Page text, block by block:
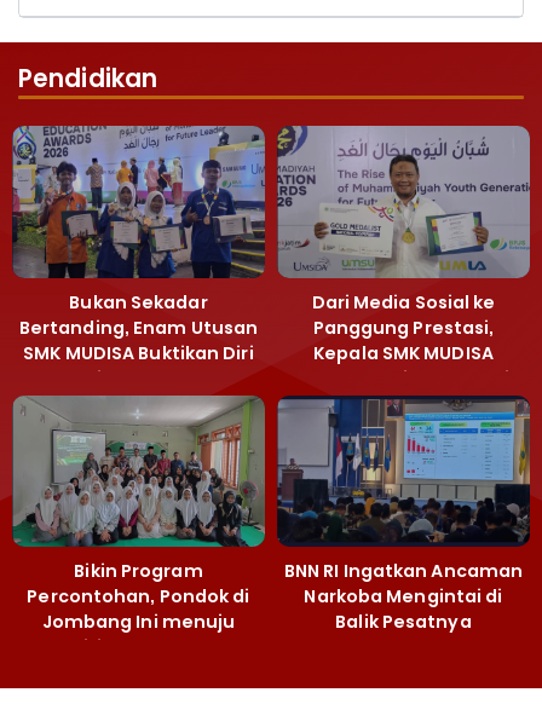
Pendidikan
Bukan Sekadar
Bertanding, Enam Utusan
SMK MUDISA Buktikan Diri
di MEA 2026
Dari Media Sosial ke
Panggung Prestasi,
Kepala SMK MUDISA
Irvandy Andriansyah Raih
Emas MEA 2026
Bikin Program
Percontohan, Pondok di
Jombang Ini menuju
Mandiri Kelola Sampah
BNN RI Ingatkan Ancaman
Narkoba Mengintai di
Balik Pesatnya